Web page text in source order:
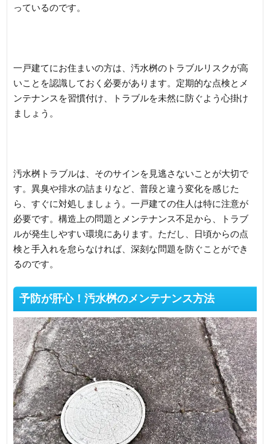
っているのです。
一戸建てにお住まいの方は、汚水桝のトラブルリスクが高
いことを認識しておく必要があります。定期的な点検とメ
ンテナンスを習慣付け、トラブルを未然に防ぐよう心掛け
ましょう。
汚水桝トラブルは、そのサインを見逃さないことが大切で
す。異臭や排水の詰まりなど、普段と違う変化を感じた
ら、すぐに対処しましょう。一戸建ての住人は特に注意が
必要です。構造上の問題とメンテナンス不足から、トラブ
ルが発生しやすい環境にあります。ただし、日頃からの点
検と手入れを怠らなければ、深刻な問題を防ぐことができ
るのです。
予防が肝心！汚水桝のメンテナンス方法